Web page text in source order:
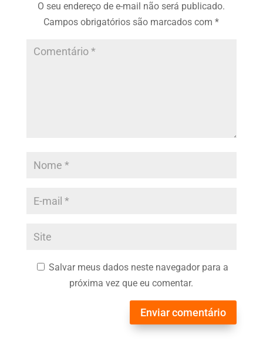
O seu endereço de e-mail não será publicado.
Campos obrigatórios são marcados com*
Salvar meus dados neste navegador para a
próxima vez que eu comentar.
Enviar comentário